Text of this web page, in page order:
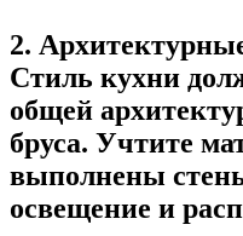
2.
Стиль кухни
общей
бруса. Учтите
выполнены
освещение и